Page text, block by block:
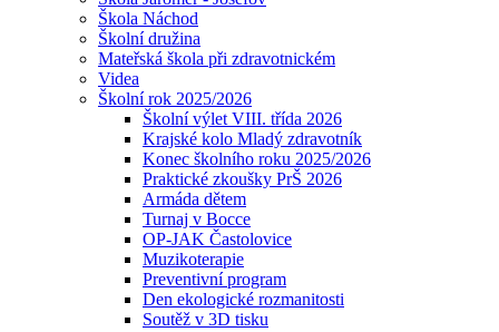
Škola Náchod
Školní družina
Mateřská škola při zdravotnickém
Videa
Školní rok 2025/2026
Školní výlet VIII. třída 2026
Krajské kolo Mladý zdravotník
Konec školního roku 2025/2026
Praktické zkoušky PrŠ 2026
Armáda dětem
Turnaj v Bocce
OP-JAK Častolovice
Muzikoterapie
Preventivní program
Den ekologické rozmanitosti
Soutěž v 3D tisku